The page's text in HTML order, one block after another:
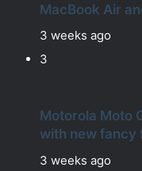
MacBook Air
3 weeks ago
3
Motorola Moto
with new fancy
3 weeks ago